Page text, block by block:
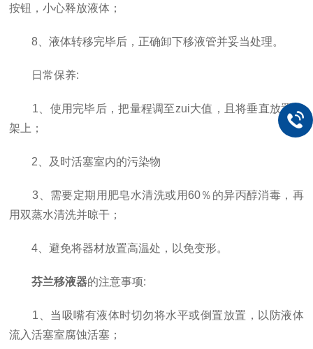
按钮，小心释放液体；
8、液体转移完毕后，正确卸下移液管并妥当处理。
日常保养:
1、使用完毕后，把量程调至zui大值，且将垂直放置在
架上；
2、及时活塞室内的污染物
3、需要定期用肥皂水清洗或用60％的异丙醇消毒，再
用双蒸水清洗并晾干；
4、避免将器材放置高温处，以免变形。
芬兰移液器的注意事项:
1、当吸嘴有液体时切勿将水平或倒置放置，以防液体
流入活塞室腐蚀活塞；